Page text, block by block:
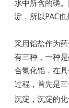
水中所含的磷
淀，所以PAC
采用铝盐作为
有三种，一种
合氯化铝，在
过程，首先是
沉淀，沉淀的